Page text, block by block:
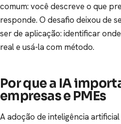
comum: você descreve o que
responde. O desafio deixou de
ser de aplicação: identificar
real e usá-la com método.
Por que a IA
empresas e PMEs
A adoção de inteligência